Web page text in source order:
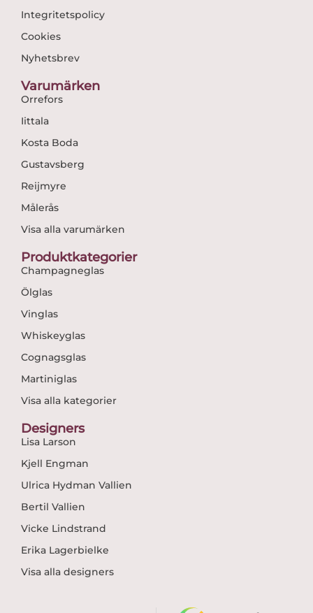
Integritetspolicy
Cookies
Nyhetsbrev
Varumärken
Orrefors
Iittala
Kosta Boda
Gustavsberg
Reijmyre
Målerås
Visa alla varumärken
Produktkategorier
Champagneglas
Ölglas
Vinglas
Whiskeyglas
Cognagsglas
Martiniglas
Visa alla kategorier
Designers
Lisa Larson
Kjell Engman
Ulrica Hydman Vallien
Bertil Vallien
Vicke Lindstrand
Erika Lagerbielke
Visa alla designers